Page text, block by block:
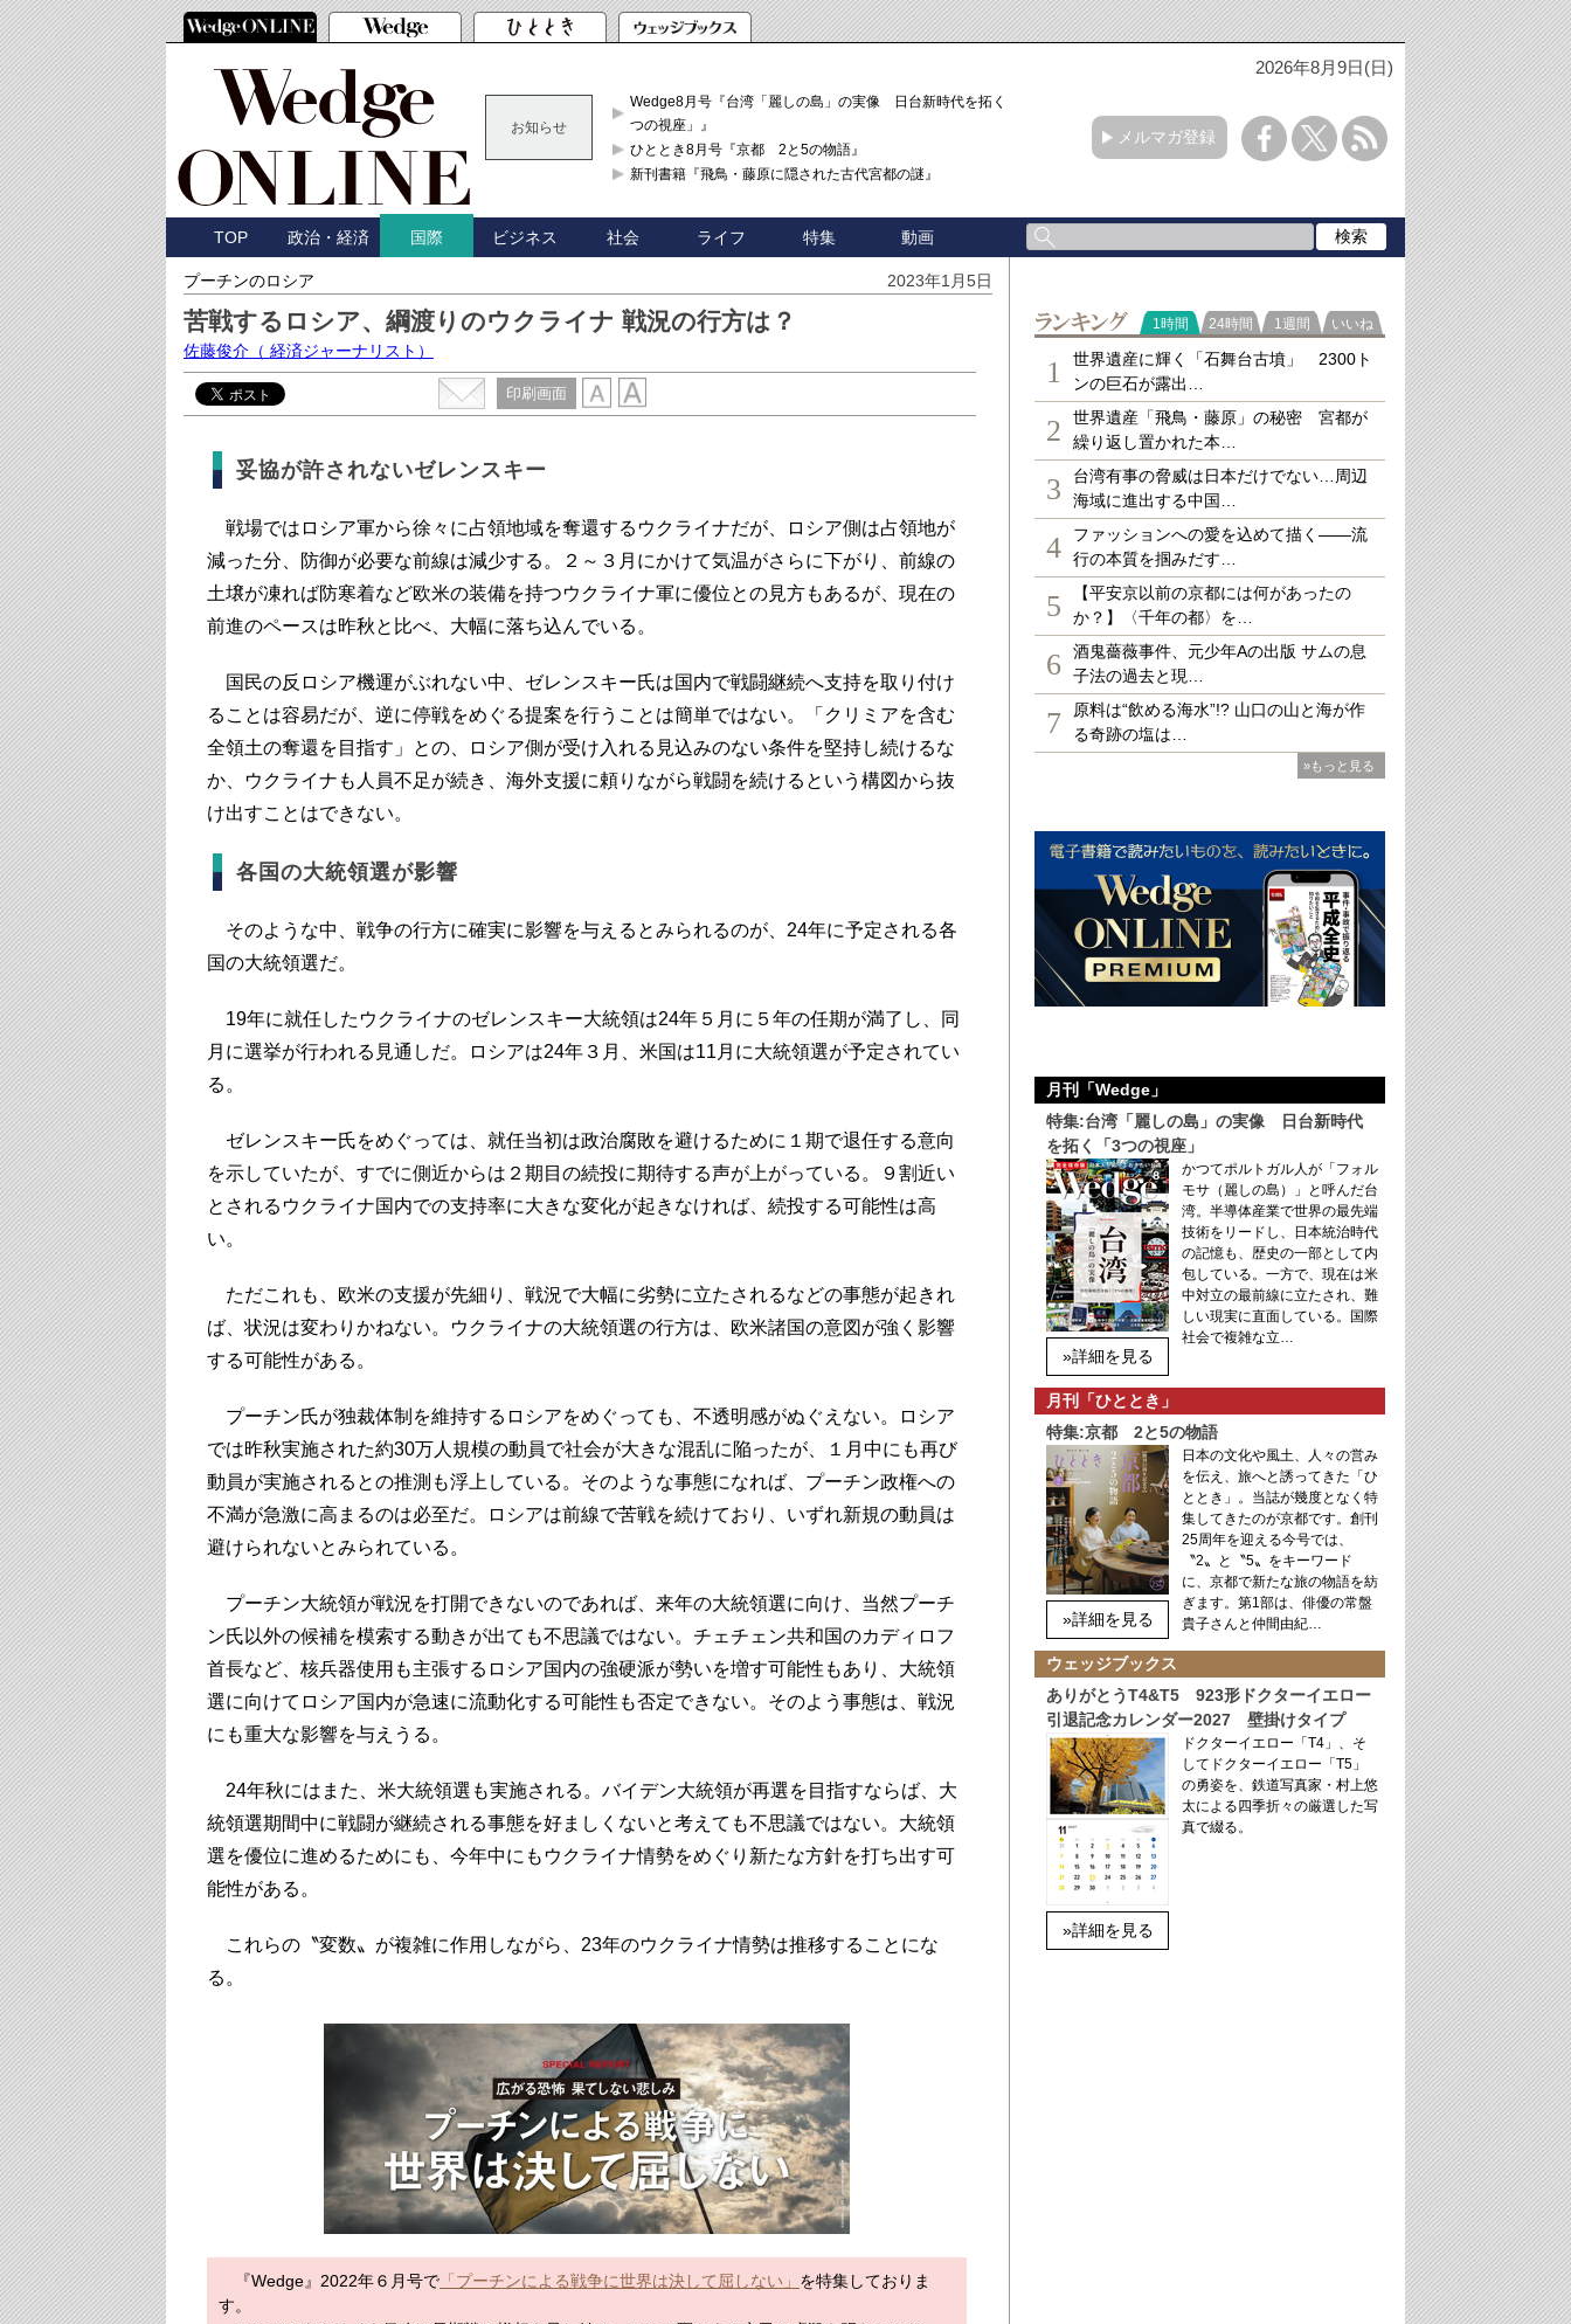
2026年8月9日(日)
お知らせ
Wedge8月号『台湾「麗しの島」の実像 日台新時代を拓く「3
つの視座」』
ひととき8月号『京都 2と5の物語』
新刊書籍『飛鳥・藤原に隠された古代宮都の謎』
メルマガ登録
TOP 政治・経済 国際 ビジネス 社会 ライフ 特集 動画
プーチンのロシア 2023年1月5日
苦戦するロシア、綱渡りのウクライナ 戦況の行方は？
佐藤俊介 （ 経済ジャーナリスト）
印刷画面
妥協が許されないゼレンスキー
戦場ではロシア軍から徐々に占領地域を奪還するウクライナだが、ロシア側は占領地が
減った分、防御が必要な前線は減少する。２～３月にかけて気温がさらに下がり、前線の
土壌が凍れば防寒着など欧米の装備を持つウクライナ軍に優位との見方もあるが、現在の
前進のペースは昨秋と比べ、大幅に落ち込んでいる。
国民の反ロシア機運がぶれない中、ゼレンスキー氏は国内で戦闘継続へ支持を取り付け
ることは容易だが、逆に停戦をめぐる提案を行うことは簡単ではない。「クリミアを含む
全領土の奪還を目指す」との、ロシア側が受け入れる見込みのない条件を堅持し続けるな
か、ウクライナも人員不足が続き、海外支援に頼りながら戦闘を続けるという構図から抜
け出すことはできない。
各国の大統領選が影響
そのような中、戦争の行方に確実に影響を与えるとみられるのが、24年に予定される各
国の大統領選だ。
19年に就任したウクライナのゼレンスキー大統領は24年５月に５年の任期が満了し、同
月に選挙が行われる見通しだ。ロシアは24年３月、米国は11月に大統領選が予定されてい
る。
ゼレンスキー氏をめぐっては、就任当初は政治腐敗を避けるために１期で退任する意向
を示していたが、すでに側近からは２期目の続投に期待する声が上がっている。９割近い
とされるウクライナ国内での支持率に大きな変化が起きなければ、続投する可能性は高
い。
ただこれも、欧米の支援が先細り、戦況で大幅に劣勢に立たされるなどの事態が起きれ
ば、状況は変わりかねない。ウクライナの大統領選の行方は、欧米諸国の意図が強く影響
する可能性がある。
プーチン氏が独裁体制を維持するロシアをめぐっても、不透明感がぬぐえない。ロシア
では昨秋実施された約30万人規模の動員で社会が大きな混乱に陥ったが、１月中にも再び
動員が実施されるとの推測も浮上している。そのような事態になれば、プーチン政権への
不満が急激に高まるのは必至だ。ロシアは前線で苦戦を続けており、いずれ新規の動員は
避けられないとみられている。
プーチン大統領が戦況を打開できないのであれば、来年の大統領選に向け、当然プーチ
ン氏以外の候補を模索する動きが出ても不思議ではない。チェチェン共和国のカディロフ
首長など、核兵器使用も主張するロシア国内の強硬派が勢いを増す可能性もあり、大統領
選に向けてロシア国内が急速に流動化する可能性も否定できない。そのよう事態は、戦況
にも重大な影響を与えうる。
24年秋にはまた、米大統領選も実施される。バイデン大統領が再選を目指すならば、大
統領選期間中に戦闘が継続される事態を好ましくないと考えても不思議ではない。大統領
選を優位に進めるためにも、今年中にもウクライナ情勢をめぐり新たな方針を打ち出す可
能性がある。
これらの〝変数〟が複雑に作用しながら、23年のウクライナ情勢は推移することにな
る。
『Wedge』2022年６月号で 「プーチンによる戦争に世界は決して屈しない」 を特集しておりま
す。
ランキング
1時間 24時間 1週間 いいね
1
世界遺産に輝く「石舞台古墳」 2300ト
ンの巨石が露出…
2
世界遺産「飛鳥・藤原」の秘密 宮都が
繰り返し置かれた本…
3
台湾有事の脅威は日本だけでない…周辺
海域に進出する中国…
4
ファッションへの愛を込めて描く――流
行の本質を掴みだす…
5
【平安京以前の京都には何があったの
か？】〈千年の都〉を…
6
酒鬼薔薇事件、元少年Aの出版 サムの息
子法の過去と現…
7
原料は“飲める海水”!? 山口の山と海が作
る奇跡の塩は…
»もっと見る
月刊「Wedge」
特集:台湾「麗しの島」の実像 日台新時代
を拓く「3つの視座」
»詳細を見る
かつてポルトガル人が「フォル
モサ（麗しの島）」と呼んだ台
湾。半導体産業で世界の最先端
技術をリードし、日本統治時代
の記憶も、歴史の一部として内
包している。一方で、現在は米
中対立の最前線に立たされ、難
しい現実に直面している。国際
社会で複雑な立…
月刊「ひととき」
特集:京都 2と5の物語
»詳細を見る
日本の文化や風土、人々の営み
を伝え、旅へと誘ってきた「ひ
ととき」。当誌が幾度となく特
集してきたのが京都です。創刊
25周年を迎える今号では、
〝2〟と〝5〟をキーワード
に、京都で新たな旅の物語を紡
ぎます。第1部は、俳優の常盤
貴子さんと仲間由紀…
ウェッジブックス
ありがとうT4&T5 923形ドクターイエロー
引退記念カレンダー2027 壁掛けタイプ
»詳細を見る
ドクターイエロー「T4」、そ
してドクターイエロー「T5」
の勇姿を、鉄道写真家・村上悠
太による四季折々の厳選した写
真で綴る。